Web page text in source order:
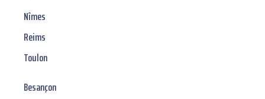
Nîmes
Reims
Toulon
Besançon